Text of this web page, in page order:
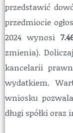
przedstawić
przedmiocie
2024 wynosi
zmienia).
kancelarii
wydatkiem.
wniosku
długi spółki